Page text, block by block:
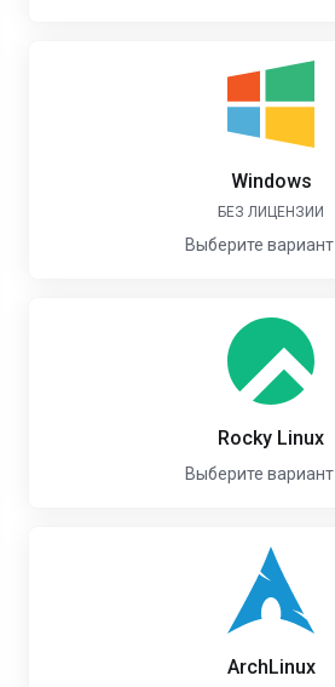
Windows
БЕЗ ЛИЦЕНЗИИ
Выберите вариант
Rocky Linux
Выберите вариант
ArchLinux